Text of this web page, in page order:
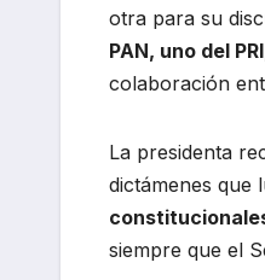
otra para su
PAN, uno del
colaboración
La presidenta
dictámenes que
siempre que el